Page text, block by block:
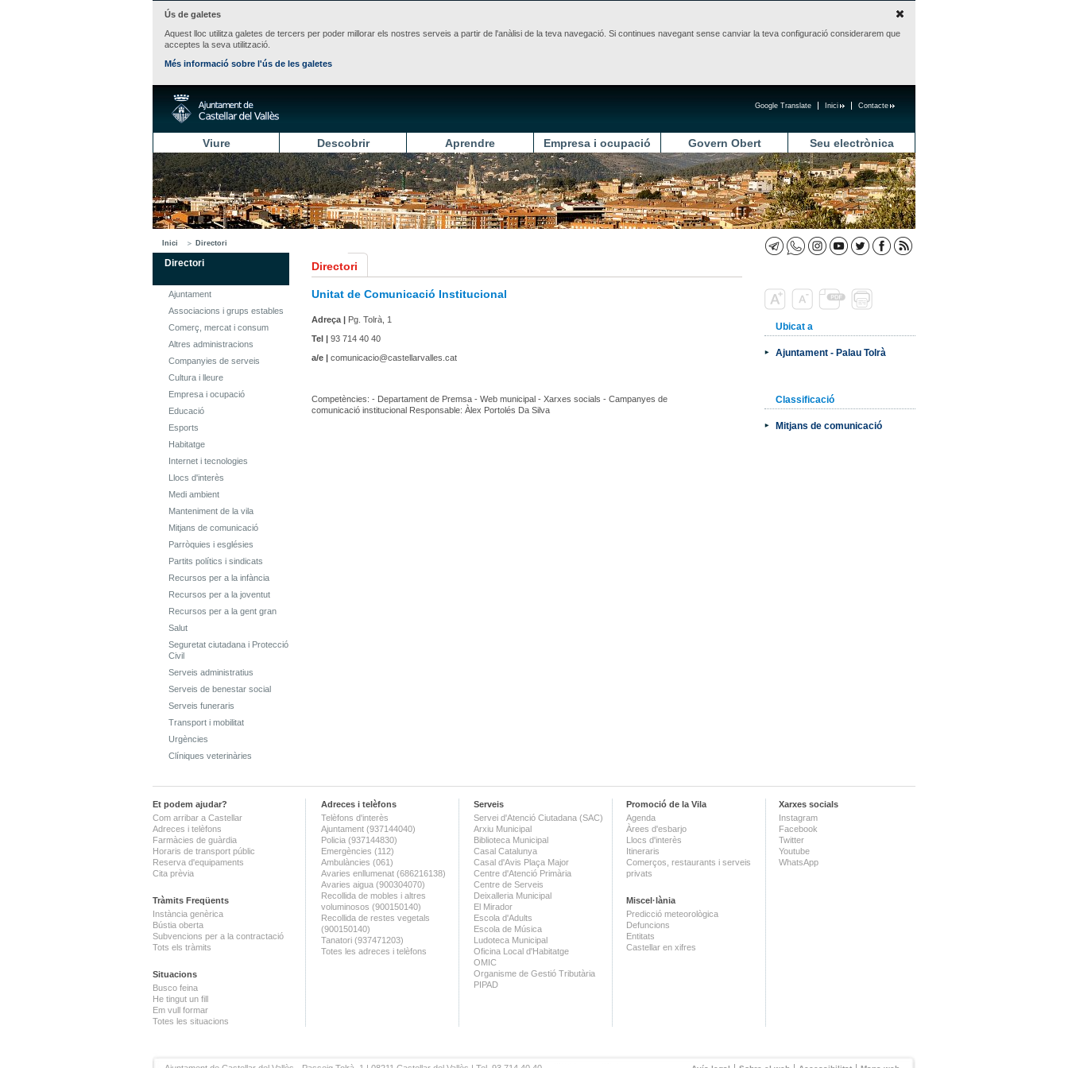
Ús de galetes
Aquest lloc utilitza galetes de tercers per poder millorar els nostres serveis a partir de l'anàlisi de la teva navegació. Si continues navegant sense canviar la teva configuració considerarem que
acceptes la seva utilització.
Més informació sobre l'ús de les galetes
Contacte
Inici
Google Translate
Viure Descobrir Aprendre Empresa i ocupació Govern Obert Seu electrònica
Inici Directori
Directori
Ajuntament
Associacions i grups estables
Comerç, mercat i consum
Altres administracions
Companyies de serveis
Cultura i lleure
Empresa i ocupació
Educació
Esports
Habitatge
Internet i tecnologies
Llocs d'interès
Medi ambient
Manteniment de la vila
Mitjans de comunicació
Parròquies i esglésies
Partits polítics i sindicats
Recursos per a la infància
Recursos per a la joventut
Recursos per a la gent gran
Salut
Seguretat ciutadana i Protecció
Civil
Serveis administratius
Serveis de benestar social
Serveis funeraris
Transport i mobilitat
Urgències
Clíniques veterinàries
Directori
Unitat de Comunicació Institucional
Adreça | Pg. Tolrà, 1
Tel | 93 714 40 40
a/e | comunicacio@castellarvalles.cat
Competències: - Departament de Premsa - Web municipal - Xarxes socials - Campanyes de
comunicació institucional Responsable: Àlex Portolés Da Silva
Ubicat a
Ajuntament - Palau Tolrà
Classificació
Mitjans de comunicació
Et podem ajudar?
Com arribar a Castellar
Adreces i telèfons
Farmàcies de guàrdia
Horaris de transport públic
Reserva d'equipaments
Cita prèvia
Tràmits Freqüents
Instància genèrica
Bústia oberta
Subvencions per a la contractació
Tots els tràmits
Situacions
Busco feina
He tingut un fill
Em vull formar
Totes les situacions
Adreces i telèfons
Telèfons d'interès
Ajuntament (937144040)
Policia (937144830)
Emergències (112)
Ambulàncies (061)
Avaries enllumenat (686216138)
Avaries aigua (900304070)
Recollida de mobles i altres
voluminosos (900150140)
Recollida de restes vegetals
(900150140)
Tanatori (937471203)
Totes les adreces i telèfons
Serveis
Servei d'Atenció Ciutadana (SAC)
Arxiu Municipal
Biblioteca Municipal
Casal Catalunya
Casal d'Avis Plaça Major
Centre d'Atenció Primària
Centre de Serveis
Deixalleria Municipal
El Mirador
Escola d'Adults
Escola de Música
Ludoteca Municipal
Oficina Local d'Habitatge
OMIC
Organisme de Gestió Tributària
PIPAD
Promoció de la Vila
Agenda
Àrees d'esbarjo
Llocs d'interès
Itineraris
Comerços, restaurants i serveis
privats
Miscel·lània
Predicció meteorològica
Defuncions
Entitats
Castellar en xifres
Xarxes socials
Instagram
Facebook
Twitter
Youtube
WhatsApp